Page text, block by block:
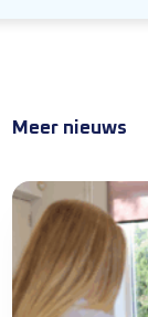
Meer nieuws